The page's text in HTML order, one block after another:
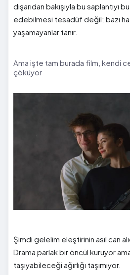
dışarıdan bakışıyla bu saplantıyı
edebilmesi tesadüf değil; bazı
yaşamayanlar tanır.
Ama işte tam burada film, kendi
çöküyor
Şimdi gelelim eleştirinin asıl can
Drama parlak bir öncül kuruyor
taşıyabileceği ağırlığı taşımıyor.